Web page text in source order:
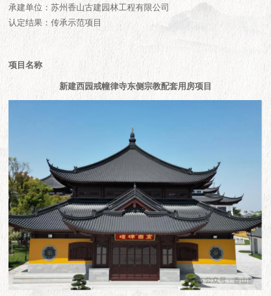
承建单位：苏州香山古建园林工程有限公司
认定结果：传承示范项目
项目名称
新建西园戒幢律寺东侧宗教配套用房项目